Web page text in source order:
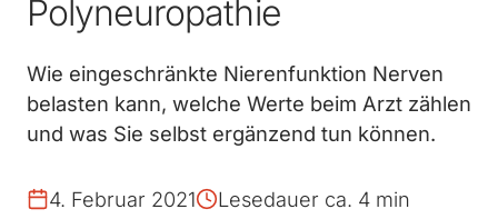
Polyneuropathie
Wie eingeschränkte Nierenfunktion Nerven
belasten kann, welche Werte beim Arzt zählen
und was Sie selbst ergänzend tun können.
4. Februar 2021 Lesedauer ca. 4 min